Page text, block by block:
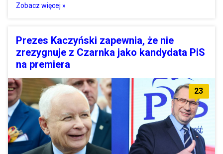
Zobacz więcej »
Prezes Kaczyński zapewnia, że nie
zrezygnuje z Czarnka jako kandydata PiS
na premiera
23